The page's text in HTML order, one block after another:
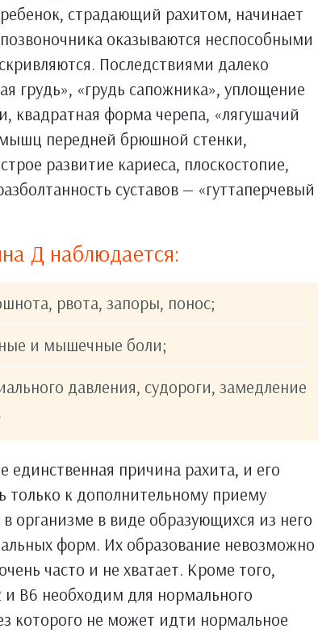
страдающий рахитом, начинает
оказываются неспособными
Последствиями далеко
грудь», «грудь сапожника», уплощение
квадратная форма черепа, «лягушачий
передней брюшной стенки,
развитие кариеса, плоскостопие,
суставов — «гуттаперчевый
Д наблюдается:
рвота, запоры, понос;
и мышечные боли;
давления, судороги, замедление
причина рахита, и его
только к дополнительному приему
организме в виде образующихся из него
форм. Их образование невозможно
часто и не хватает. Кроме того,
В6 необходим для нормального
которого не может идти нормальное